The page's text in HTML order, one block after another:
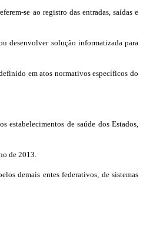
se ao registro das entradas, saídas e
desenvolver solução informatizada para
em atos normativos específicos do
estabelecimentos de saúde dos Estados,
de 2013.
demais entes federativos, de sistemas